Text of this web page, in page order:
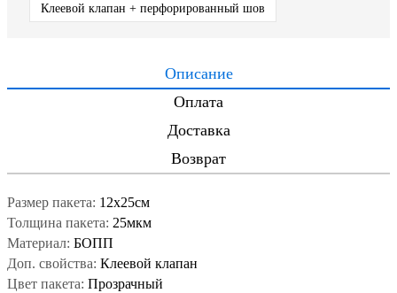
Клеевой клапан + перфорированный шов
Описание
Оплата
Доставка
Возврат
Размер пакета: 12x25см
Толщина пакета: 25мкм
Материал: БОПП
Доп. свойства: Клеевой клапан
Цвет пакета: Прозрачный